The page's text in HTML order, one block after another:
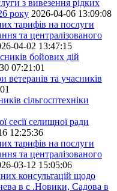
з вивезення рідких
року 2026-04-06 13:09:08
тарифів на послуги
та централізованого
04-02 13:47:15
бойових дій
07:21:01
ветеранів та учасників
сільгосптехніки
сесії селищної ради
12:25:36
тарифів на послуги
та централізованого
03-12 15:05:06
консультацій щодо
в с .Новики, Садова в